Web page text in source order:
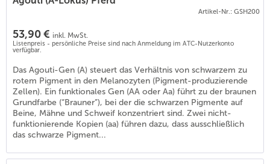
Artikel-Nr.: GSH200
53,90 € inkl. MwSt.
Listenpreis - persönliche Preise sind nach Anmeldung im ATC-Nutzerkonto
verfügbar.
Das Agouti-Gen (A) steuert das Verhältnis von schwarzem zu
rotem Pigment in den Melanozyten (Pigment-produzierende
Zellen). Ein funktionales Gen (AA oder Aa) führt zu der braunen
Grundfarbe (“Brauner”), bei der die schwarzen Pigmente auf
Beine, Mähne und Schweif konzentriert sind. Zwei nicht-
funktionierende Kopien (aa) führen dazu, dass ausschließlich
das schwarze Pigment...